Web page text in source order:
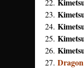
22.
23.
24.
25.
26.
27.